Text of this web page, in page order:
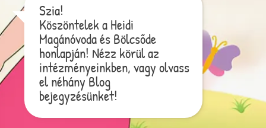
Szia!
Köszöntelek a Heidi
Magánóvoda és Bölcsőde
honlapján! Nézz körül az
intézményeinkben, vagy olvass
el néhány Blog
bejegyzésünket!